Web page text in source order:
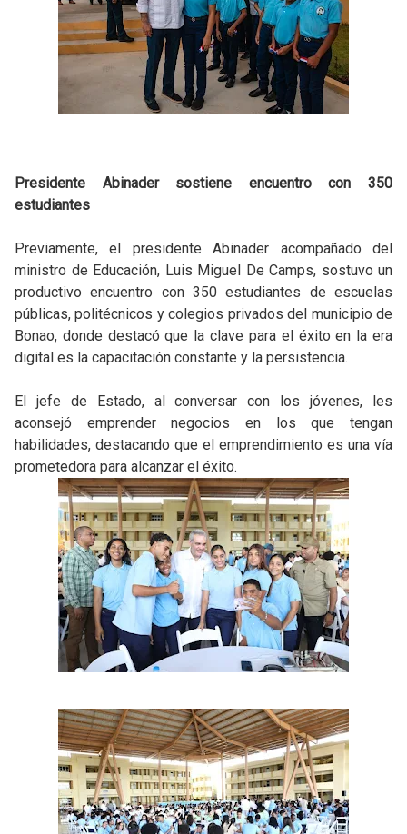
Presidente Abinader sostiene encuentro con 350
estudiantes
Previamente, el presidente Abinader acompañado del
ministro de Educación, Luis Miguel De Camps, sostuvo un
productivo encuentro con 350 estudiantes de escuelas
públicas, politécnicos y colegios privados del municipio de
Bonao, donde destacó que la clave para el éxito en la era
digital es la capacitación constante y la persistencia.
El jefe de Estado, al conversar con los jóvenes, les
aconsejó emprender negocios en los que tengan
habilidades, destacando que el emprendimiento es una vía
prometedora para alcanzar el éxito.